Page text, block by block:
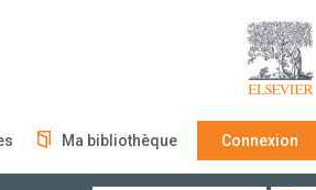
Ma bibliothèque Connexion